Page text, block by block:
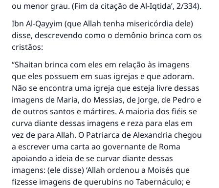
ou menor grau. (Fim da citação deAl-Iqtida’, 2/334).
Ibn Al-Qayyim (que Allah tenha misericórdia dele)
disse, descrevendo como o demônio brinca com os
cristãos:
“Shaitan brinca com eles em relação às imagens
que eles possuem em suas igrejas e que adoram.
Não se encontra uma igreja que esteja livre dessas
imagens de Maria, do Messias, de Jorge, de Pedro e
de outros santos e mártires. A maioria dos fiéis se
curva diante dessas imagens e reza para elas em
vez de para Allah. O Patriarca de Alexandria chegou
a escrever uma carta ao governante de Roma
apoiando a ideia de se curvar diante dessas
imagens: (ele disse) ‘Allah ordenou a Moisés que
fizesse imagens de querubins no Tabernáculo; e